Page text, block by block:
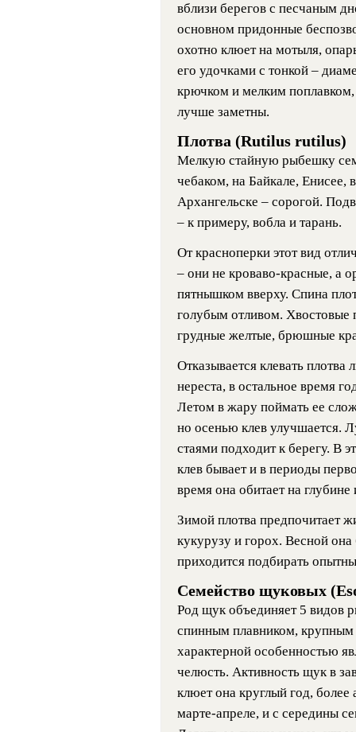
вблизи берегов с песчаным
основном придонные
охотно клюет на мотыля,
его удочками с тонкой –
крючком и мелким
лучше заметны.
Плотва (Rutilus rutilus)
Мелкую стайную рыбешку
чебаком, на Байкале, Енисее,
Архангельске – сорогой.
– к примеру, вобла и тарань.
От красноперки этот вид
– они не кроваво-красные, а
пятнышком вверху. Спина
голубым отливом. Хвостовые
грудные желтые, брюшные
Отказывается клевать
нереста, в остальное время
Летом в жару поймать ее
но осенью клев улучшается.
стаями подходит к берегу. В
клев бывает и в периоды
время она обитает на глубине
Зимой плотва предпочитает
кукурузу и горох. Весной она
приходится подбирать
Семейство щуковых
Род щук объединяет 5 видов
спинным плавником,
характерной особенностью
челюсть. Активность щук в
клюет она круглый год,
марте-апреле, и с середины